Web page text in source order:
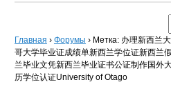
Главная › Форумы › Метка: 办理新西兰
哥大学毕业证成绩单新西兰学位证新西兰
兰毕业文凭新西兰毕业证书公证制作国外
历学位认证University of Otago